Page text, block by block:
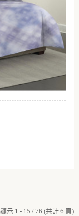
顯示 1 - 15 / 76 (共計 6 頁)